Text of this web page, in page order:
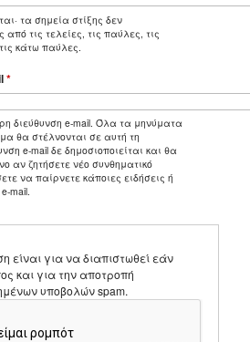
τα σημεία στίξης δεν
από τις τελείες, τις παύλες, τις
κάτω παύλες.
*
διεύθυνση e-mail. Όλα τα μηνύματα
θα στέλνονται σε αυτή τη
e-mail δε δημοσιοποιείται και θα
αν ζητήσετε νέο συνθηματικό
να παίρνετε κάποιες ειδήσεις ή
mail.
είναι για να διαπιστωθεί εάν
και για την αποτροπή
υποβολών spam.